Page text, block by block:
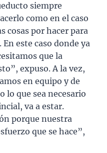
siempre
como en el caso
cosas por hacer para
este caso donde ya
que la
expuso. A la vez,
en equipo y de
lo que sea necesario
va a estar.
porque nuestra
que se hace”,